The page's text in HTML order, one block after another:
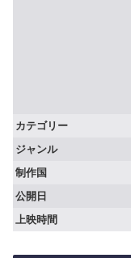
カテゴリー
ジャンル
制作国
公開日
上映時間